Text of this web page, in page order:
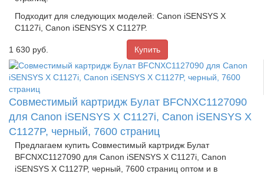
Подходит для следующих моделей: Canon iSENSYS X
C1127i, Canon iSENSYS X C1127P.
1 630 руб.
Совместимый картридж Булат BFCNXC1127090
для Canon iSENSYS X C1127i, Canon iSENSYS X
C1127P, черный, 7600 страниц
Предлагаем купить Совместимый картридж Булат
BFCNXC1127090 для Canon iSENSYS X C1127i, Canon
iSENSYS X C1127P, черный, 7600 страниц оптом и в